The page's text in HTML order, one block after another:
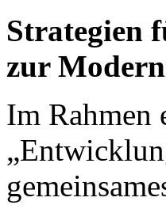
Strategien
zur
Im Rahmen